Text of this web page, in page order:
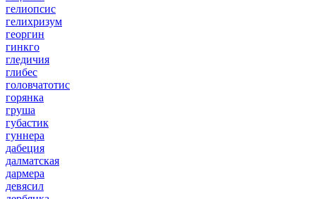
гелиопсис
гелихризум
георгин
гинкго
гледичия
глибес
головчатотис
горянка
груша
губастик
гуннера
дабеция
далматская
дармера
девясил